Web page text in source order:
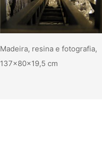
Madeira, resina e fotografia,
137x80x19,5 cm